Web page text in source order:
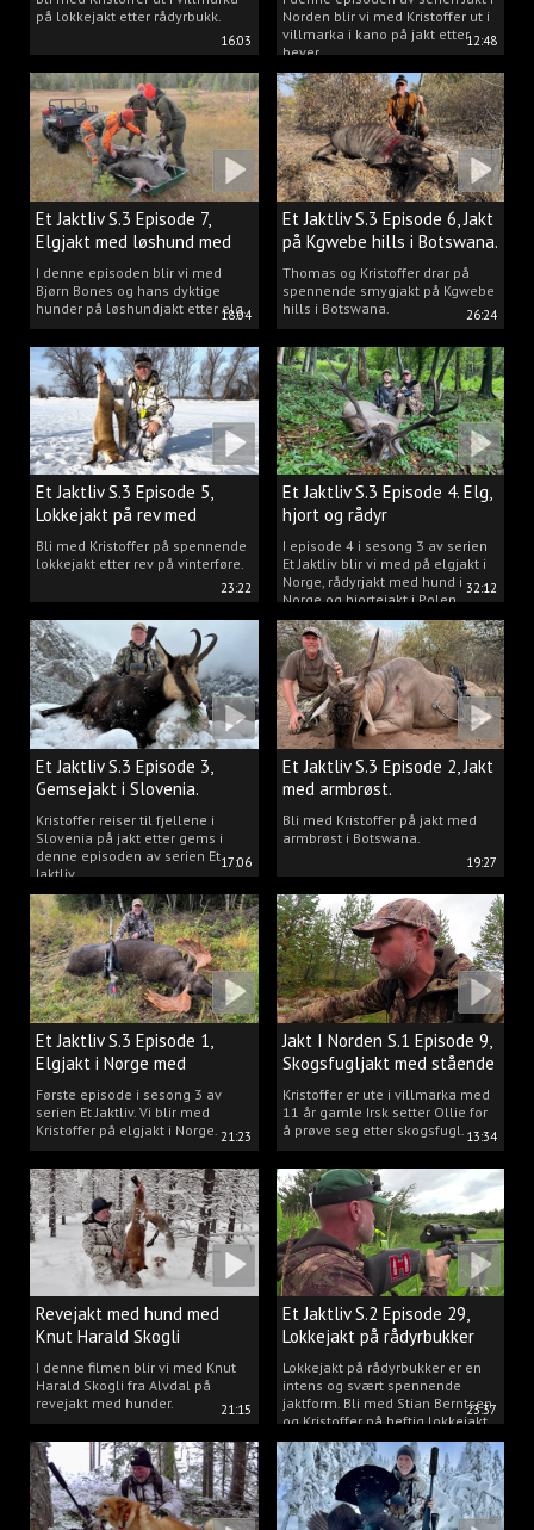
16:03
på lokkejakt etter rådyrbukk.
12:48
Norden blir vi med Kristoffer ut i
villmarka i kano på jakt etter
bever.
18:04
Et Jaktliv S.3 Episode 7,
Elgjakt med løshund med
Bjørn Bones.
I denne episoden blir vi med
Bjørn Bones og hans dyktige
hunder på løshundjakt etter elg.
26:24
Et Jaktliv S.3 Episode 6, Jakt
på Kgwebe hills i Botswana.
Thomas og Kristoffer drar på
spennende smygjakt på Kgwebe
hills i Botswana.
23:22
Et Jaktliv S.3 Episode 5,
Lokkejakt på rev med
Kristoffer Clausen
Bli med Kristoffer på spennende
lokkejakt etter rev på vinterføre.
32:12
Et Jaktliv S.3 Episode 4. Elg,
hjort og rådyr
I episode 4 i sesong 3 av serien
Et Jaktliv blir vi med på elgjakt i
Norge, rådyrjakt med hund i
Norge og hjortejakt i Polen.
17:06
Et Jaktliv S.3 Episode 3,
Gemsejakt i Slovenia.
Kristoffer reiser til fjellene i
Slovenia på jakt etter gems i
denne episoden av serien Et
Jaktliv.
19:27
Et Jaktliv S.3 Episode 2, Jakt
med armbrøst.
Bli med Kristoffer på jakt med
armbrøst i Botswana.
21:23
Et Jaktliv S.3 Episode 1,
Elgjakt i Norge med
Kristoffer Clausen
Første episode i sesong 3 av
serien Et Jaktliv. Vi blir med
Kristoffer på elgjakt i Norge.
13:34
Jakt I Norden S.1 Episode 9,
Skogsfugljakt med stående
hund.
Kristoffer er ute i villmarka med
11 år gamle Irsk setter Ollie for
å prøve seg etter skogsfugl.
21:15
Revejakt med hund med
Knut Harald Skogli
I denne filmen blir vi med Knut
Harald Skogli fra Alvdal på
revejakt med hunder.
23:37
Et Jaktliv S.2 Episode 29,
Lokkejakt på rådyrbukker
med Stian og Kristoffer
Lokkejakt på rådyrbukker er en
intens og svært spennende
jaktform. Bli med Stian Berntsen
og Kristoffer på heftig lokkejakt.